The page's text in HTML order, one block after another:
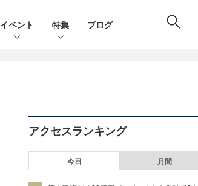
イベント 特集 ブログ
アクセスランキング
今日 月間